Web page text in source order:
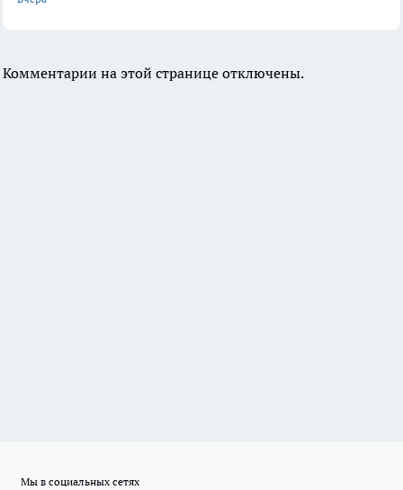
Комментарии на этой странице отключены.
Мы в социальных сетях